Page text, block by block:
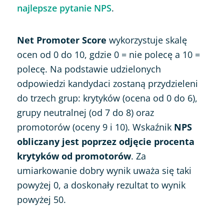
najlepsze pytanie NPS.
Net Promoter Score wykorzystuje skalę
ocen od 0 do 10, gdzie 0 = nie polecę a 10 =
polecę. Na podstawie udzielonych
odpowiedzi kandydaci zostaną przydzieleni
do trzech grup: krytyków (ocena od 0 do 6),
grupy neutralnej (od 7 do 8) oraz
promotorów (oceny 9 i 10). Wskaźnik NPS
obliczany jest poprzez odjęcie procenta
krytyków od promotorów. Za
umiarkowanie dobry wynik uważa się taki
powyżej 0, a doskonały rezultat to wynik
powyżej 50.